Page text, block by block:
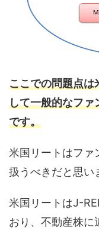
ここでの問題点は
して一般的なファ
です。
米国リートはファ
扱うべきだと思い
米国リートはJ-
おり、不動産株に